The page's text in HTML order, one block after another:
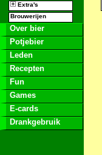
Extra's
Brouwerijen
Over bier
Potjebier
Leden
Recepten
Fun
Games
E-cards
Drankgebruik